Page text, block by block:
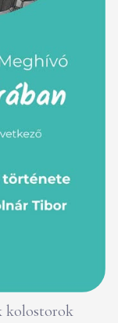
kolostorok